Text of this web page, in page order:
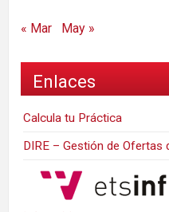
« Mar May »
Enlaces
Calcula tu Práctica
DIRE – Gestión de